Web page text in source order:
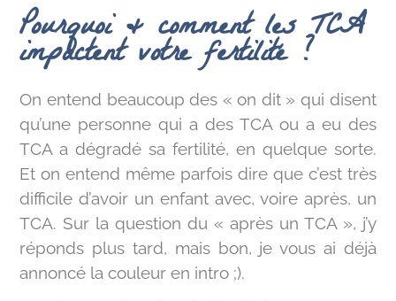
Pourquoi & comment les TCA
impactent votre fertilité ?
On entend beaucoup des « on dit » qui disent
qu’une personne qui a des TCA ou a eu des
TCA a dégradé sa fertilité, en quelque sorte.
Et on entend même parfois dire que c’est très
difficile d’avoir un enfant avec, voire après, un
TCA. Sur la question du « après un TCA », j’y
réponds plus tard, mais bon, je vous ai déjà
annoncé la couleur en intro ;).